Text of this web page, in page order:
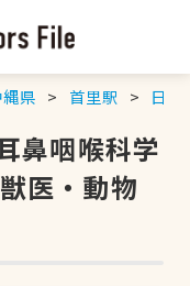
県 首里駅 日本
鼻咽喉科学
医・動物